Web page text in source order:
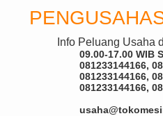
Info Peluang Usaha
09.00-17.00 WIB
081233144166,
081233144166,
081233144166,